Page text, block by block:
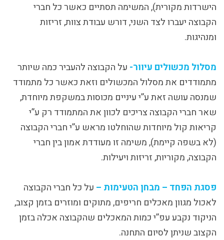
הישרדות מקורית), המשימה תסתיים כאשר כל חברי
הקבוצה יעברו לצד השני, דורש עבודת צוות, זריזות
ומנהיגות.
מסלול מכשולים עיוור- על הקבוצה להעביר כמה שיותר
מתמודדים את מסלול המכשולים וזאת כאשר כל מתמודד
שמנסה עושה זאת ע”י עיניים מכוסות במשקפת מיוחדת,
שאר חברי הקבוצה צריכים לכוון את המתמודד רק ע”י
קריאות קול מיוחדות שהוחלטו מראש ע”י חברי הקבוצה
(לא בשפה קיימת), משימה זו מעודדת אמון בין חברי
הקבוצה, מקוריות, זריזות ויעילות.
פסגת הפחד – מבחן הטעימות – על כל חברי הקבוצה
לאכול מגוון מאכלים חריפים, מתוקים ומוזרים בזמן קצוב,
הניקוד נקבע עפ”י כמות המאכלים שהקבוצה אכלה בזמן
הקצוב שניתן לסיום התחנה.